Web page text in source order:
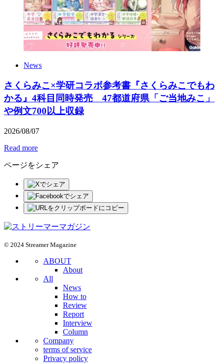
News
さくらみこ×学研コラボ参考書『さくらみこでもわ
かる』4科目同時発売 47都道府県「ご当地みこ」
や例文700以上収録
2026/08/07
Read more
ページをシェア
© 2024 Streamer Magazine
ABOUT
About
All
News
How to
Review
Report
Interview
Column
Company
terms of service
Privacy policy